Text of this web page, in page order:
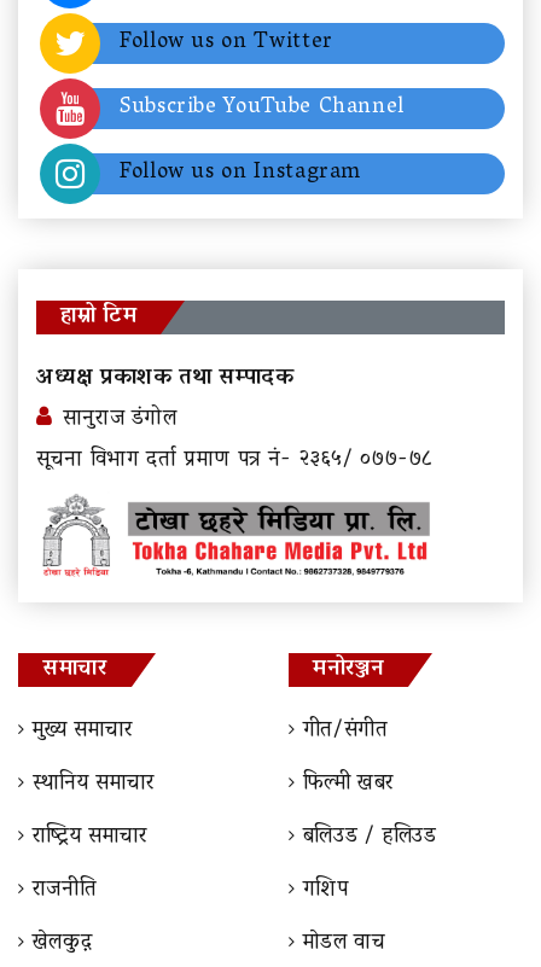
Follow us on Twitter
Subscribe YouTube Channel
Follow us on Instagram
हाम्रो टिम
अध्यक्ष प्रकाशक तथा सम्पादक
सानुराज डंगोल
सूचना विभाग दर्ता प्रमाण पत्र नं- २३६५/ ०७७-७८
समाचार
मुख्य समाचार
स्थानिय समाचार
राष्ट्रिय समाचार
राजनीति
खेलकुद़़
मनोरञ्जन
गीत/संगीत
फिल्मी खबर
बलिउड / हलिउड
गशिप
माेडल वाच